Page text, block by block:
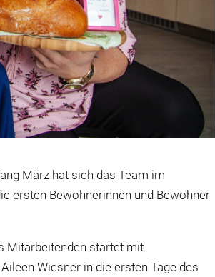
März hat sich das Team im
ersten Bewohnerinnen und Bewohner
Mitarbeitenden startet mit
Wiesner in die ersten Tage des